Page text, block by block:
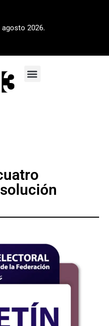
agosto 2026.